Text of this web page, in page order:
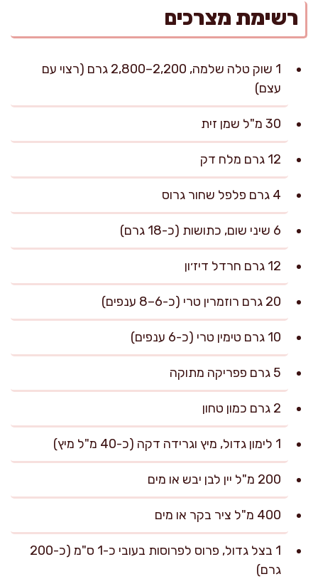
רשימת מצרכים
1 שוק טלה שלמה, 2,200–2,800 גרם (רצוי עם
עצם)
30 מ"ל שמן זית
12 גרם מלח דק
4 גרם פלפל שחור גרוס
6 שיני שום, כתושות (כ-18 גרם)
12 גרם חרדל דיז׳ון
20 גרם רוזמרין טרי (כ-6–8 ענפים)
10 גרם טימין טרי (כ-6 ענפים)
5 גרם פפריקה מתוקה
2 גרם כמון טחון
1 לימון גדול, מיץ וגרידה דקה (כ-40 מ"ל מיץ)
200 מ"ל יין לבן יבש או מים
400 מ"ל ציר בקר או מים
1 בצל גדול, פרוס לפרוסות בעובי כ-1 ס"מ (כ-200
גרם)